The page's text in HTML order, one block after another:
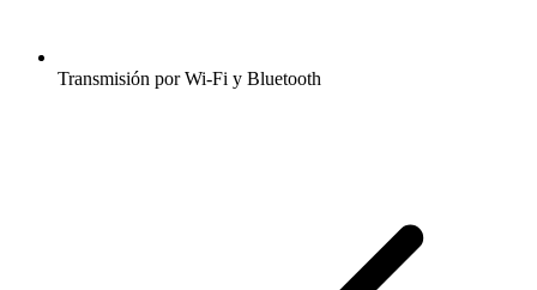
Transmisión por Wi-Fi y Bluetooth